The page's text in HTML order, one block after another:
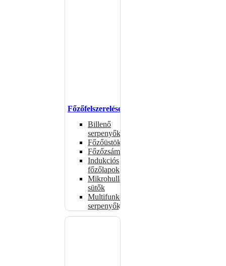
Főzőfelszerelések
Billenő
serpenyők
Főzőüstök
Főzőzsámolyok
Indukciós
főzőlapok
Mikrohullámú
sütők
Multifunkciós
serpenyők